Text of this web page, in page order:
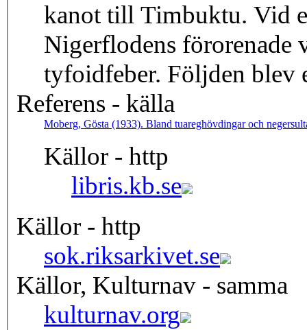
kanot till Timbuktu. Vid
Nigerflodens förorenade
tyfoidfeber. Följden blev
Referens - källa
Moberg, Gösta (1933). Bland tuareghövdingar och
Källor - http
libris.kb.se
Källor - http
sok.riksarkivet.se
Källor, Kulturnav - samma
kulturnav.org